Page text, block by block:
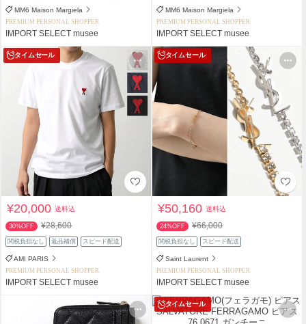
MM6 Maison Margiela
PREMIUM PERSONAL SHOPPER
IMPORT SELECT musee
MM6 Maison Margiela
PREMIUM PERSONAL SHOPPER
IMPORT SELECT musee
タイムセール
¥20,000送料込
30%OFF ¥28,600
関税負担なし 返品補償 スピード配送
AMI PARIS
PREMIUM PERSONAL SHOPPER
IMPORT SELECT musee
タイムセール
¥50,160送料込
24%OFF ¥66,000
関税負担なし スピード配送
Saint Laurent
PREMIUM PERSONAL SHOPPER
IMPORT SELECT musee
タイムセール